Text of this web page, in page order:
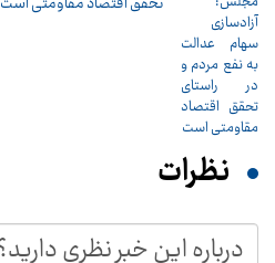
نظرات